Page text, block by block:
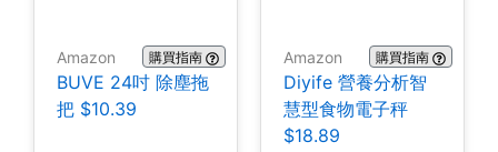
Amazon 購買指南
BUVE 24吋 除塵拖
把 $10.39
Amazon 購買指南
Diyife 營養分析智
慧型食物電子秤
$18.89